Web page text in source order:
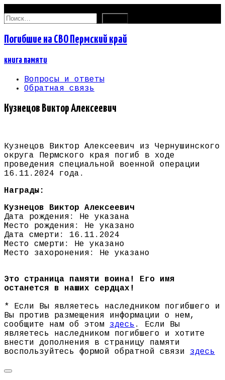
Найти:
Погибшие на СВО Пермский край
книга памяти
Вопросы и ответы
Обратная связь
Кузнецов Виктор Алексеевич
Кузнецов Виктор Алексеевич из Чернушинского
округа Пермского края погиб в ходе
проведения специальной военной операции
16.11.2024 года.
Награды:
Кузнецов Виктор Алексеевич
Дата рождения: Не указана
Место рождения: Не указано
Дата смерти: 16.11.2024
Место смерти: Не указано
Место захоронения: Не указано
Это страница памяти воина! Его имя
останется в наших сердцах!
* Если Вы являетесь наследником погибшего и
Вы против размещения информации о нем,
сообщите нам об этом здесь . Если Вы
являетесь наследником погибшего и хотите
внести дополнения в страницу памяти
воспользуйтесь формой обратной связи здесь